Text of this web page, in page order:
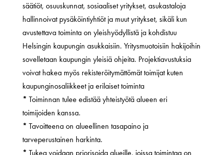
säätiöt, osuuskunnat, sosiaaliset yritykset, asukastaloja
hallinnoivat pysäköintiyhtiöt ja muut yritykset, sikäli kun
avustettava toiminta on yleishyödyllistä ja kohdistuu
Helsingin kaupungin asukkaisiin. Yritysmuotoisiin hakijoihin
sovelletaan kaupungin yleisiä ohjeita. Projektiavustuksia
voivat hakea myös rekisteröitymättömät toimijat kuten
kaupunginosaliikkeet ja erilaiset toiminta
* Toiminnan tulee edistää yhteistyötä alueen eri
toimijoiden kanssa.
* Tavoitteena on alueellinen tasapaino ja
tarveperustainen harkinta.
* Tukea voidaan priorisoida alueille, joissa toimintaa on